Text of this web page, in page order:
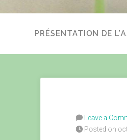
PRÉSENTATION DE
Leave a
Posted on